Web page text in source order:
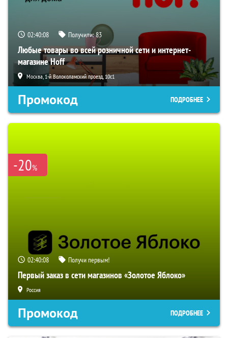
02:40:07 Получили:83
Любые товары во всей розничной сети и интернет-
магазине Hoff
Москва, 1-й Волоколамский проезд, 10с1
Промокод ПОДРОБНЕЕ
-20%
02:40:07 Получи первым!
Первый заказ в сети магазинов «Золотое Яблоко»
Россия
Промокод ПОДРОБНЕЕ